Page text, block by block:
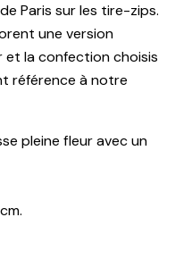
Paris sur les tire-zips.
une version
et la confection choisis
référence à notre
pleine fleur avec un